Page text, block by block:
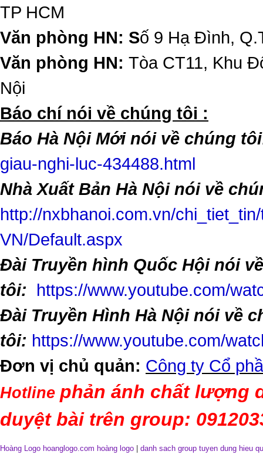
TP HCM
Văn phòng HN: Số 9 Hạ Đình,
Văn phòng HN: Tòa CT11, Khu
Nội
​Báo chí nói về chúng tôi :
Báo Hà Nội Mới nói về chúng
giau-nghi-luc-434488.html
Nhà Xuất Bản Hà Nội nói về
http://nxbhanoi.com.vn/
VN/Default.aspx
Đài Truyền hình Quốc Hội nói
tôi:
https://www.youtube.com/
Đài Truyền Hình Hà Nội nói về
tôi: https://www.youtube.com/
Đơn vị chủ quản: Công ty Cổ
Hotline phản ánh chất lượng
duyệt bài trên group:
Hoàng Logo hoanglogo.com hoàng logo danh sach group tuyen dung hieu